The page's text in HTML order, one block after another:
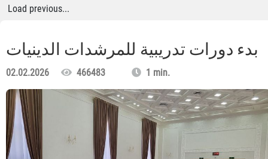
Load previous...
بدء دورات تدريبية للمرشدات الدينيات
02.02.2026 466483 1 min.